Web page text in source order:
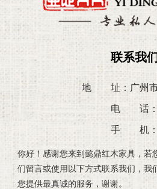
联系我
地 址：广州市
电 话：
手 机：
你好！感谢您来到懿鼎红木家具，若
们留言或使用以下方式联系我们，我
您提供最真诚的服务，谢谢。